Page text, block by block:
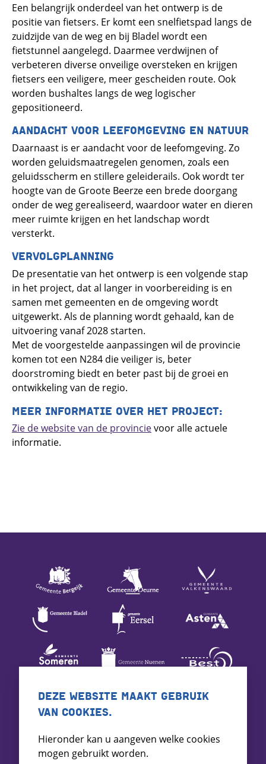
Een belangrijk onderdeel van het ontwerp is de
positie van fietsers. Er komt een snelfietspad langs de
zuidzijde van de weg en bij Bladel wordt een
fietstunnel aangelegd. Daarmee verdwijnen of
verbeteren diverse onveilige oversteken en krijgen
fietsers een veiligere, meer gescheiden route. Ook
worden bushaltes langs de weg logischer
gepositioneerd.
AANDACHT VOOR LEEFOMGEVING EN NATUUR
Daarnaast is er aandacht voor de leefomgeving. Zo
worden geluidsmaatregelen genomen, zoals een
geluidsscherm en stillere geleiderails. Ook wordt ter
hoogte van de Groote Beerze een brede doorgang
onder de weg gerealiseerd, waardoor water en dieren
meer ruimte krijgen en het landschap wordt
versterkt.
VERVOLGPLANNING
De presentatie van het ontwerp is een volgende stap
in het project, dat al langer in voorbereiding is en
samen met gemeenten en de omgeving wordt
uitgewerkt. Als de planning wordt gehaald, kan de
uitvoering vanaf 2028 starten.
Met de voorgestelde aanpassingen wil de provincie
komen tot een N284 die veiliger is, beter
doorstroming biedt en beter past bij de groei en
ontwikkeling van de regio.
MEER INFORMATIE OVER HET PROJECT:
Zie de website van de provincievoor alle actuele
informatie.
DEZE WEBSITE MAAKT GEBRUIK
VAN COOKIES.
Hieronder kan u aangeven welke cookies
mogen gebruikt worden.